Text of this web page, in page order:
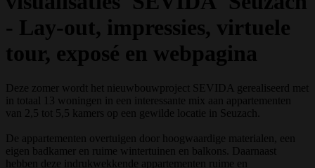
- Lay-out, impressies, virtuele
tour, exposé en webpagina
Deze zomer wordt het nieuwbouwproject SEVIDA gerealiseerd met
in totaal 13 woningen in een interessante mix aan appartementen
van 2,5 tot 5,5 kamers op een gewilde locatie in Seuzach.
De appartementen overtuigen door hoogwaardige materialen, een
eigen badkamer en ruime wintertuinen en balkons. Daarnaast
hebben deze indrukwekkende appartementen ruime en